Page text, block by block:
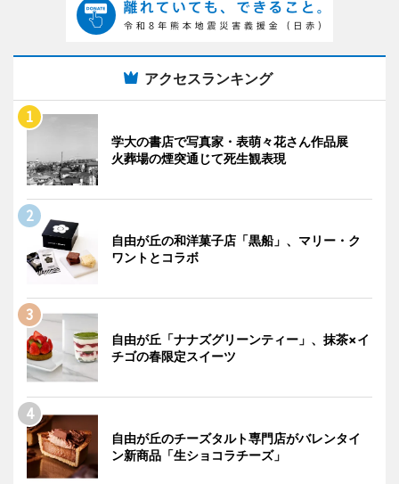
アクセスランキング
学大の書店で写真家・表萌々花さん作品展
火葬場の煙突通じて死生観表現
自由が丘の和洋菓子店「黒船」、マリー・ク
ワントとコラボ
自由が丘「ナナズグリーンティー」、抹茶×イ
チゴの春限定スイーツ
自由が丘のチーズタルト専門店がバレンタイ
ン新商品「生ショコラチーズ」